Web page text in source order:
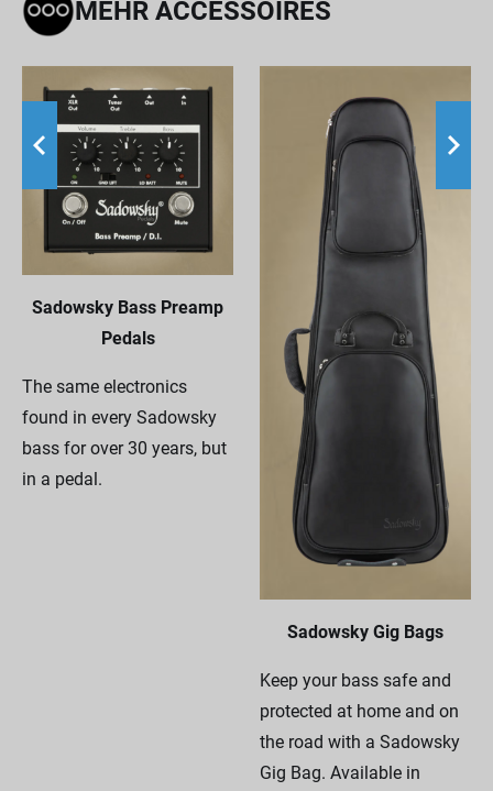
MEHR ACCESSOIRES
Sadowsky Bass Preamp
Pedals
The same electronics
found in every Sadowsky
bass for over 30 years, but
in a pedal.
Sadowsky Gig Bags
Keep your bass safe and
protected at home and on
the road with a Sadowsky
Gig Bag. Available in